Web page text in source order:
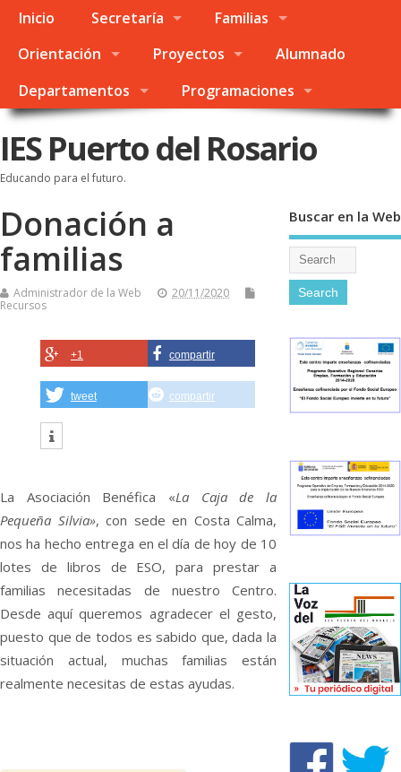
Inicio Secretaría
Familias
Orientación
Proyectos
Alumnado
Departamentos
Programaciones
IES Puerto del Rosario
Educando para el futuro.
Donación a
familias
Administrador de la Web
20/11/2020
Recursos
+1 compartir
tweet compartir
La Asociación Benéfica «La Caja de la
Pequeña Silvia», con sede en Costa Calma,
nos ha hecho entrega en el día de hoy de 10
lotes de libros de ESO, para prestar a
familias necesitadas de nuestro Centro.
Desde aquí queremos agradecer el gesto,
puesto que de todos es sabido que, dada la
situación actual, muchas familias están
realmente necesitas de estas ayudas.
Buscar en la Web